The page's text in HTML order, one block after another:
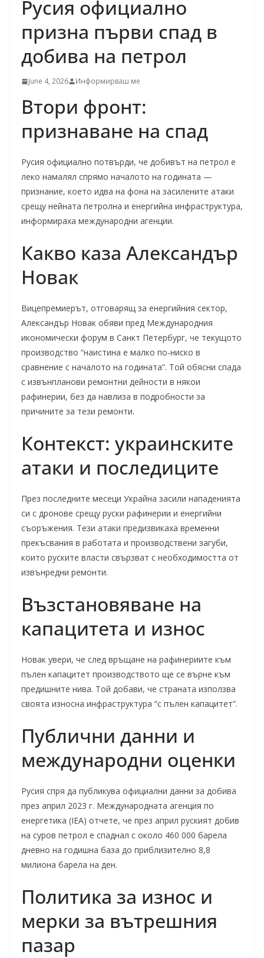
Русия официално
призна първи спад в
добива на петрол
June 4, 2026 Информирваш ме
Втори фронт:
признаване на спад
Русия официално потвърди, че добивът на петрол е
леко намалял спрямо началото на годината —
признание, което идва на фона на засилените атаки
срещу нейната петролна и енергийна инфраструктура,
информираха международни агенции.
Какво каза Александър
Новак
Вицепремиерът, отговарящ за енергийния сектор,
Александър Новак обяви пред Международния
икономически форум в Санкт Петербург, че текущото
производство “наистина е малко по-ниско в
сравнение с началото на годината”. Той обясни спада
с извънпланови ремонтни дейности в някои
рафинерии, без да навлиза в подробности за
причините за тези ремонти.
Контекст: украинските
атаки и последиците
През последните месеци Украйна засили нападенията
си с дронове срещу руски рафинерии и енергийни
съоръжения. Тези атаки предизвикаха временни
прекъсвания в работата и производствени загуби,
които руските власти свързват с необходимостта от
извънредни ремонти.
Възстановяване на
капацитета и износ
Новак увери, че след връщане на рафинериите към
пълен капацитет производството ще се върне към
предишните нива. Той добави, че страната използва
своята износна инфраструктура “с пълен капацитет”.
Публични данни и
международни оценки
Русия спря да публикува официални данни за добива
през април 2023 г. Международната агенция по
енергетика (IEA) отчете, че през април руският добив
на суров петрол е спаднал с около 460 000 барела
дневно на годишна база до приблизително 8,8
милиона барела на ден.
Политика за износ и
мерки за вътрешния
пазар